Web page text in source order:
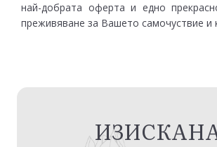
най-добрата оферта и едно
преживяване за Вашето самочуствие и